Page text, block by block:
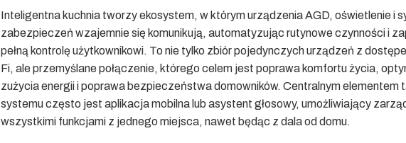
Inteligentna kuchnia tworzy ekosystem, w którym urządzenia AGD, oświetlenie i
zabezpieczeń wzajemnie się komunikują, automatyzując rutynowe czynności i
pełną kontrolę użytkownikowi. To nie tylko zbiór pojedynczych urządzeń z
Fi, ale przemyślane połączenie, którego celem jest poprawa komfortu życia,
zużycia energii i poprawa bezpieczeństwa domowników. Centralnym elementem
systemu często jest aplikacja mobilna lub asystent głosowy, umożliwiający
wszystkimi funkcjami z jednego miejsca, nawet będąc z dala od domu.